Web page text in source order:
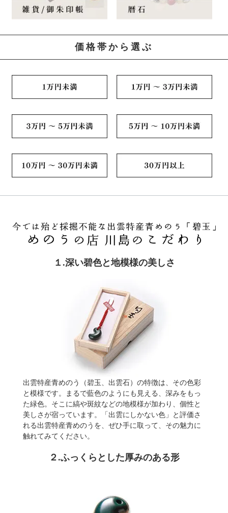
価格帯から選ぶ
１.深い碧色と地模様の美しさ
出雲特産青めのう（碧玉、出雲石）の特徴は、その色彩
と模様です。まるで藍色のようにも見える、深みをもっ
た緑色。そこに縞や斑紋などの地模様が加わり、個性と
美しさが宿っています。「出雲にしかない色」と評価さ
れる出雲特産青めのうを、ぜひ手に取って、その魅力に
触れてみてください。
２.ふっくらとした厚みのある形